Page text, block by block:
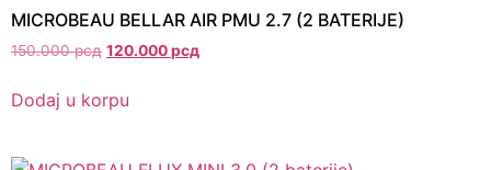
MICROBEAU BELLAR AIR PMU 2.7 (2 BATERIJE)
150.000рсд 120.000рсд
Dodaj u korpu